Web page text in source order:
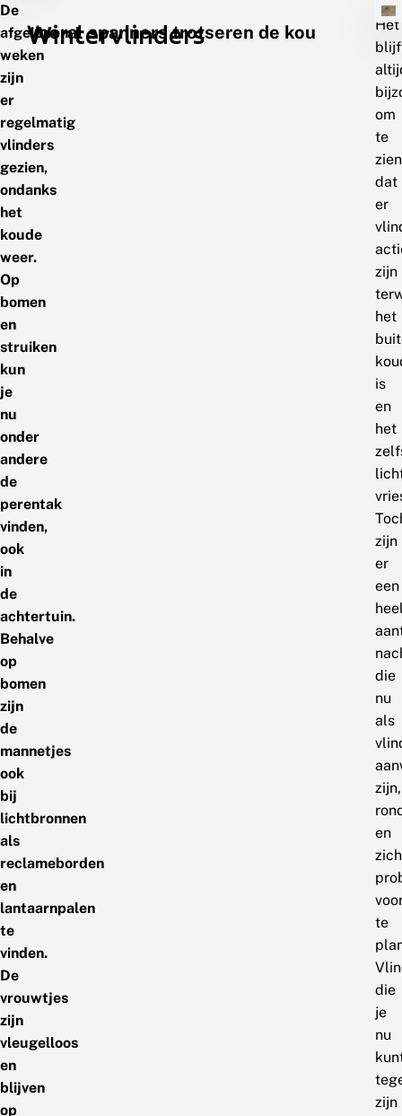
De
afgelopen
weken
zijn
er
regelmatig
vlinders
gezien,
ondanks
het
koude
weer.
Op
bomen
en
struiken
kun
je
nu
onder
andere
de
perentak
vinden,
ook
in
de
achtertuin.
Behalve
op
bomen
zijn
de
mannetjes
ook
bij
lichtbronnen
als
reclameborden
en
lantaarnpalen
te
vinden.
De
vrouwtjes
zijn
vleugelloos
en
blijven
op
Wintervlinders
Vooral spanners trotseren de kou
Het
om
te
zien
dat
er
zijn
het
is
en
het
zijn
er
een
die
nu
als
zijn,
en
zich
te
die
je
nu
zijn